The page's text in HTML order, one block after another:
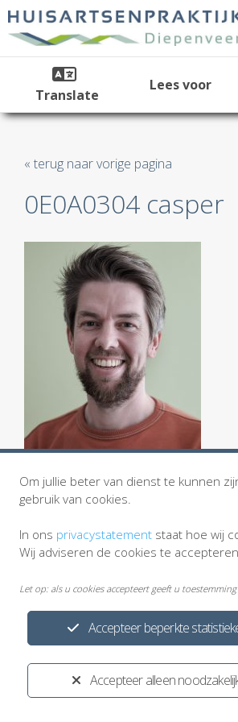
Translate
Lees voor
« terug naar vorige pagina
0E0A0304 casper
Privacystatement
Ontwikkeld door:
Accepteer alleen
Accepteer beperkte
Om jullie beter van dienst te kunnen
gebruik van cookies.
In ons privacystatement staat hoe wij
Wij adviseren de cookies te
Let op: als u cookies accepteert geeft u